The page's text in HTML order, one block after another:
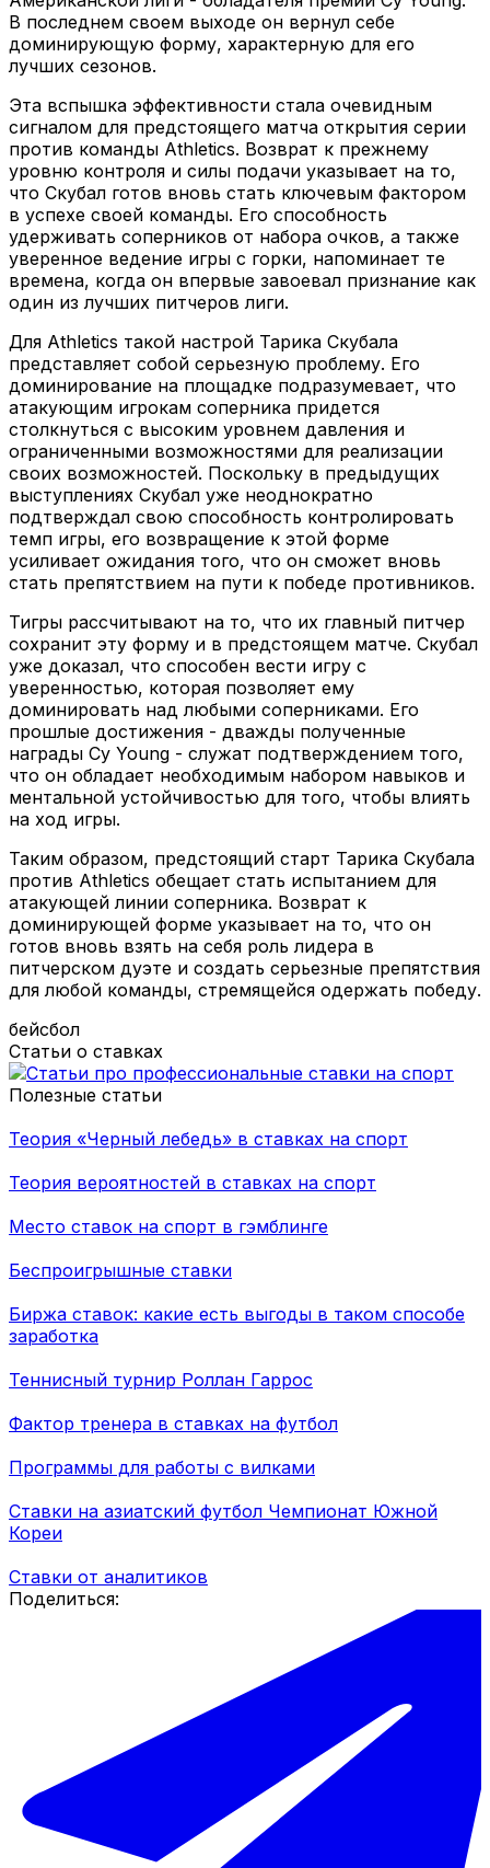
В последнем своем выходе он вернул себе
доминирующую форму, характерную для его
лучших сезонов.
Эта вспышка эффективности стала очевидным
сигналом для предстоящего матча открытия серии
против команды Athletics. Возврат к прежнему
уровню контроля и силы подачи указывает на то,
что Скубал готов вновь стать ключевым фактором
в успехе своей команды. Его способность
удерживать соперников от набора очков, а также
уверенное ведение игры с горки, напоминает те
времена, когда он впервые завоевал признание как
один из лучших питчеров лиги.
Для Athletics такой настрой Тарика Скубала
представляет собой серьезную проблему. Его
доминирование на площадке подразумевает, что
атакующим игрокам соперника придется
столкнуться с высоким уровнем давления и
ограниченными возможностями для реализации
своих возможностей. Поскольку в предыдущих
выступлениях Скубал уже неоднократно
подтверждал свою способность контролировать
темп игры, его возвращение к этой форме
усиливает ожидания того, что он сможет вновь
стать препятствием на пути к победе противников.
Тигры рассчитывают на то, что их главный питчер
сохранит эту форму и в предстоящем матче. Скубал
уже доказал, что способен вести игру с
уверенностью, которая позволяет ему
доминировать над любыми соперниками. Его
прошлые достижения - дважды полученные
награды Cy Young - служат подтверждением того,
что он обладает необходимым набором навыков и
ментальной устойчивостью для того, чтобы влиять
на ход игры.
Таким образом, предстоящий старт Тарика Скубала
против Athletics обещает стать испытанием для
атакующей линии соперника. Возврат к
доминирующей форме указывает на то, что он
готов вновь взять на себя роль лидера в
питчерском дуэте и создать серьезные препятствия
для любой команды, стремящейся одержать победу.
бейсбол
Статьи о ставках
Полезные статьи
Теория «Черный лебедь» в ставках на спорт
Теория вероятностей в ставках на спорт
Место ставок на спорт в гэмблинге
Беспроигрышные ставки
Биржа ставок: какие есть выгоды в таком способе
заработка
Теннисный турнир Роллан Гаррос
Фактор тренера в ставках на футбол
Программы для работы с вилками
Ставки на азиатский футбол Чемпионат Южной
Кореи
Ставки от аналитиков
Поделиться: